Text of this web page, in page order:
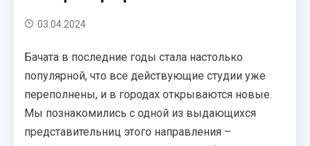
03.04.2024
Бачата в последние годы стала настолько
популярной, что все действующие студии уже
переполнены, и в городах открываются новые.
Мы познакомились с одной из выдающихся
представительниц этого направления –